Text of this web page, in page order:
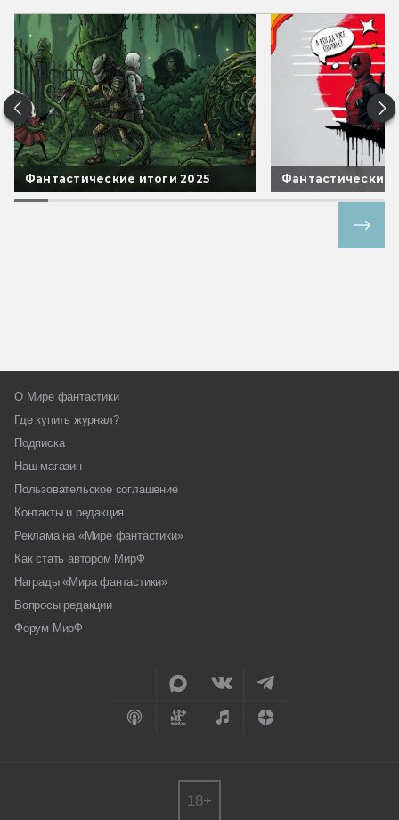
Фантастические итоги 2025 Фантастические
О Мире фантастики
Где купить журнал?
Подписка
Наш магазин
Пользовательское соглашение
Контакты и редакция
Реклама на «Мире фантастики»
Как стать автором МирФ
Награды «Мира фантастики»
Вопросы редакции
Форум МирФ
18+